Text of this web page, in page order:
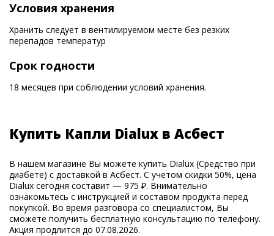
Условия хранения
Хранить следует в вентилируемом месте без резких
перепадов температур
Срок годности
18 месяцев при соблюдении условий хранения.
Купить Капли Dialux в Асбест
В нашем магазине Вы можете купить Dialux (Средство при
диабете) с доставкой в Асбест. С учетом скидки 50%, цена
Dialux сегодня составит — 975 ₽. Внимательно
ознакомьтесь с инструкцией и составом продукта перед
покупкой. Во время разговора со специалистом, Вы
сможете получить бесплатную консультацию по телефону.
Акция продлится до 07.08.2026.